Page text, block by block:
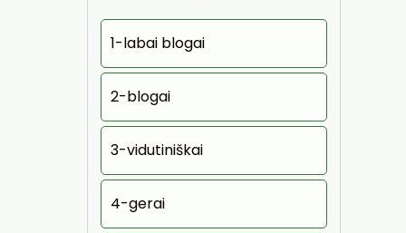
1-labai blogai
2-blogai
3-vidutiniškai
4-gerai